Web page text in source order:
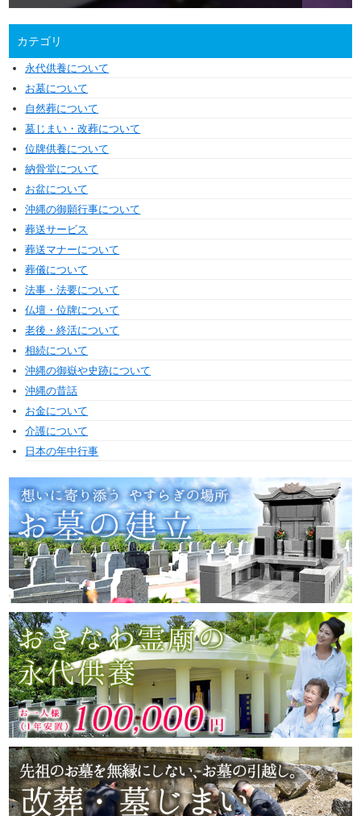
カテゴリ
永代供養について
お墓について
自然葬について
墓じまい・改葬について
位牌供養について
納骨堂について
お盆について
沖縄の御願行事について
葬送サービス
葬送マナーについて
葬儀について
法事・法要について
仏壇・位牌について
老後・終活について
相続について
沖縄の御嶽や史跡について
沖縄の昔話
お金について
介護について
日本の年中行事